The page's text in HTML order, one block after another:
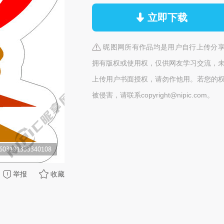
举报 收藏
立即下载
昵图网所有作品均是用户自行上传分
拥有版权或使用权，仅供网友学习交流，
上传用户书面授权，请勿作他用。若您的
被侵害，请联系copyright@nipic.com。